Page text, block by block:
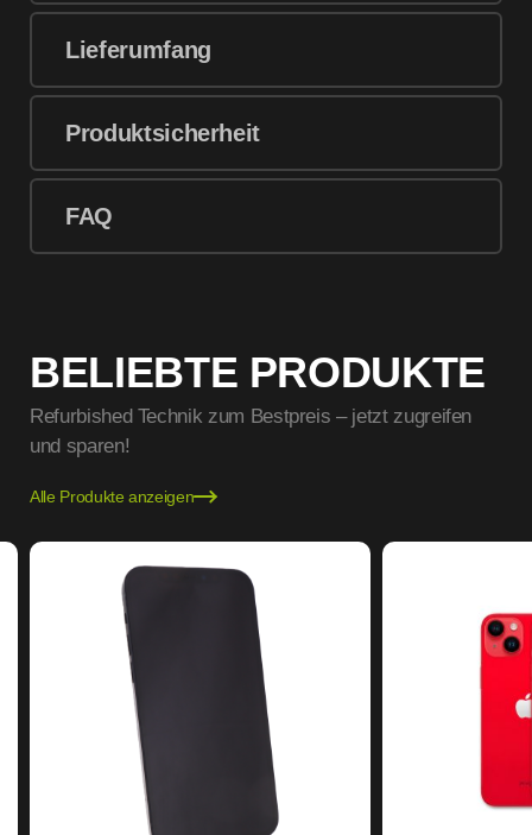
Lieferumfang
Produktsicherheit
FAQ
BELIEBTE PRODUKTE
Refurbished Technik zum Bestpreis – jetzt zugreifen
und sparen!
Alle Produkte anzeigen